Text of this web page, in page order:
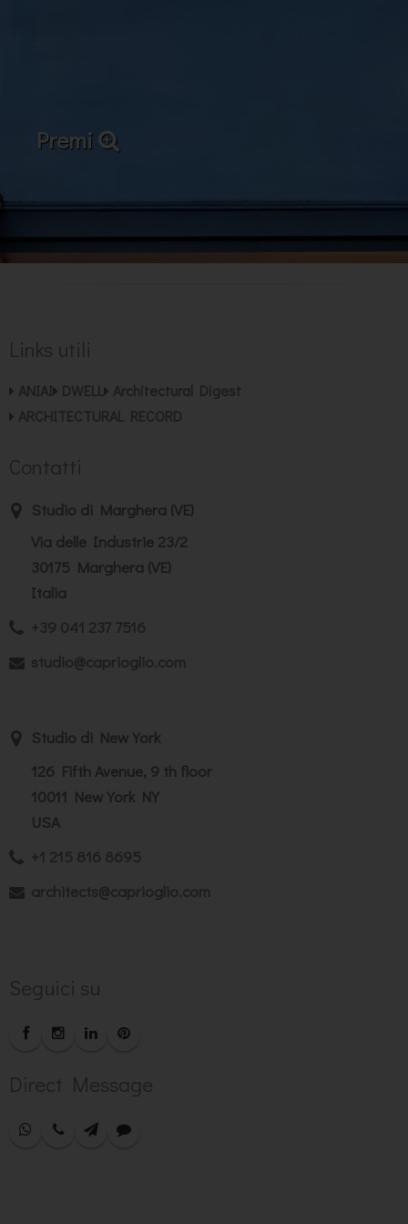
Premi
Links utili
ANIAI DWELL
Architectural Digest
ARCHITECTURAL RECORD
Contatti
Studio di Marghera (VE)
Via delle Industrie 23/2
30175 Marghera (VE)
Italia
+39 041 237 7516
studio@caprioglio.com
Studio di New York
126 Fifth Avenue, 9 th floor
10011 New York NY
USA
+1 215 816 8695
architects@caprioglio.com
Seguici su
Direct Message